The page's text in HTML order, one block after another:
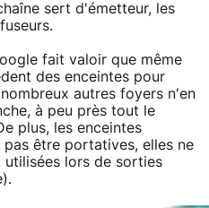
sert d'émetteur, les
fait valoir que même
des enceintes pour
autres foyers n'en
à peu près tout le
plus, les enceintes
être portatives, elles ne
utilisées lors de sorties